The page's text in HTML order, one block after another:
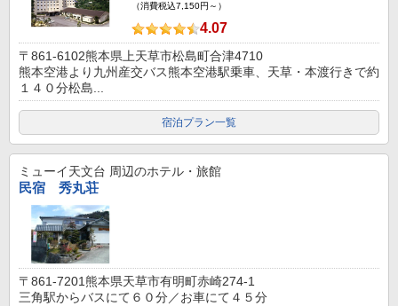
（消費税込7,150円～）
4.07
〒861-6102熊本県上天草市松島町合津4710
熊本空港より九州産交バス熊本空港駅乗車、天草・本渡行きで約
１４０分松島...
宿泊プラン一覧
ミューイ天文台 周辺のホテル・旅館
民宿 秀丸荘
〒861-7201熊本県天草市有明町赤崎274-1
三角駅からバスにて６０分／お車にて４５分